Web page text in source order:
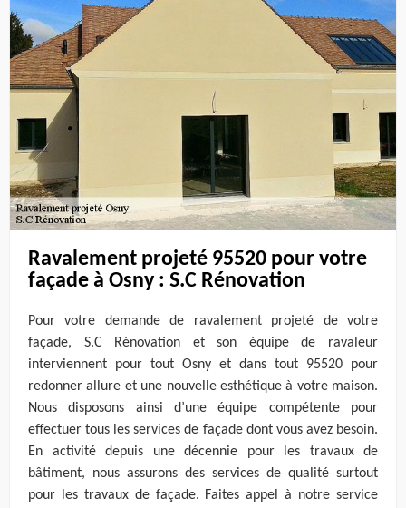
Ravalement projeté 95520 pour votre
façade à Osny : S.C Rénovation
Pour votre demande de ravalement projeté de votre
façade, S.C Rénovation et son équipe de ravaleur
interviennent pour tout Osny et dans tout 95520 pour
redonner allure et une nouvelle esthétique à votre maison.
Nous disposons ainsi d’une équipe compétente pour
effectuer tous les services de façade dont vous avez besoin.
En activité depuis une décennie pour les travaux de
bâtiment, nous assurons des services de qualité surtout
pour les travaux de façade. Faites appel à notre service